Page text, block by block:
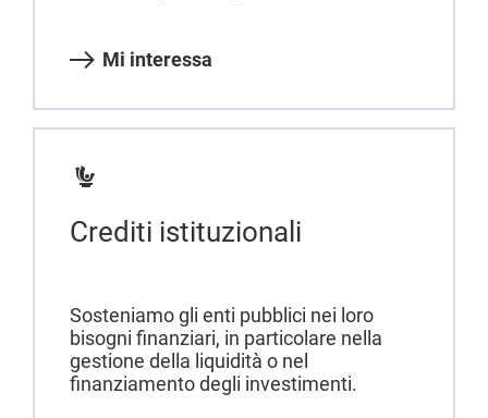
Mi interessa
Crediti istituzionali
Sosteniamo gli enti pubblici nei loro
bisogni finanziari, in particolare nella
gestione della liquidità o nel
finanziamento degli investimenti.